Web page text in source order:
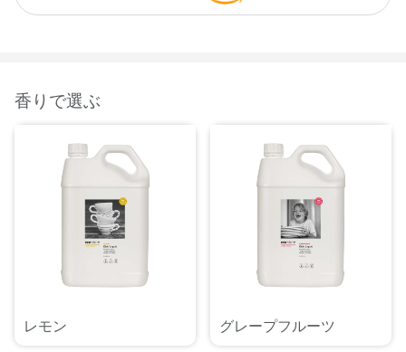
香りで選ぶ
レモン グレープフルーツ